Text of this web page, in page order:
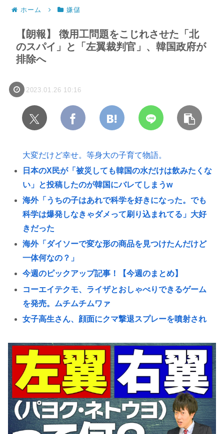
ホーム 嫌儲
【朗報】 徴用工問題をこじれさせた「北
のスパイ」と「左翼裁判官」、韓国政府が
排除へ
2023.01.26 10:16
大変だけど幸せ。等身大の子育て物語。
日本のX民が「被災しても韓国の水だけは飲みたくな
い」と投稿したのが韓国にバレてしまうw
海外「うちの子はあれで科学を好きになった。でも
科学は爆発しなきゃダメって刷り込まれてる」大好
きだった
海外「ダイソーで変な形の商品を見つけたんだけど
一体何なの？」
今週のピックアップ記事！【今週のまとめ】
コーエイテクモ、ライザとおしゃべりできるゲーム
を発売。ムチムチムワァ
女子高生さん、顔面にクマ撃退スプレーを噴射され
会社員(26)「女性が着用している下着を見たかった」
女子高生2人の下着を盗撮
全国の女子高生、お前らに苦言www
海外「医者だけど、医者とだけは絶対に結婚しな
い」その理由が想像と全然違った…
きゃりーぱみゅぱみゅ、本名が「桐子」だと公表